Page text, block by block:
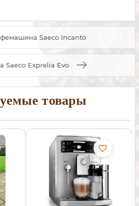
Saeco Incanto
Saeco Exprelia Evo
товары